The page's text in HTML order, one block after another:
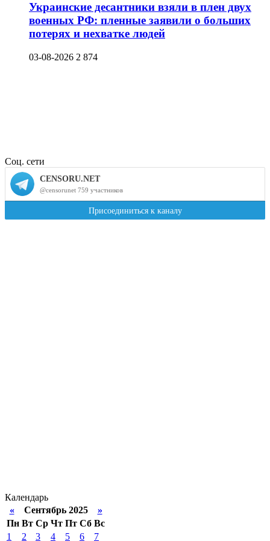
Украинские десантники взяли в плен двух
военных РФ: пленные заявили о больших
потерях и нехватке людей
03-08-2026 2 874
Соц. сети
Календарь
«Сентябрь 2025 »
Пн Вт Ср Чт Пт Сб Вс
1
2 3 4 5 6 7